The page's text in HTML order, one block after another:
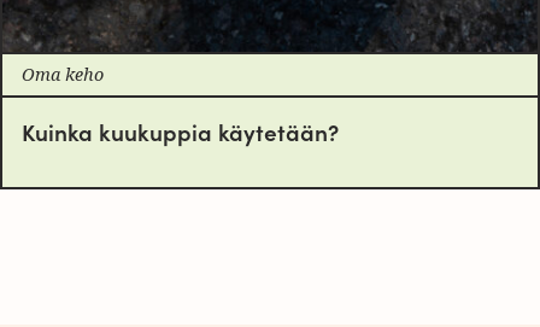
Oma keho
Kuinka kuukuppia käytetään?